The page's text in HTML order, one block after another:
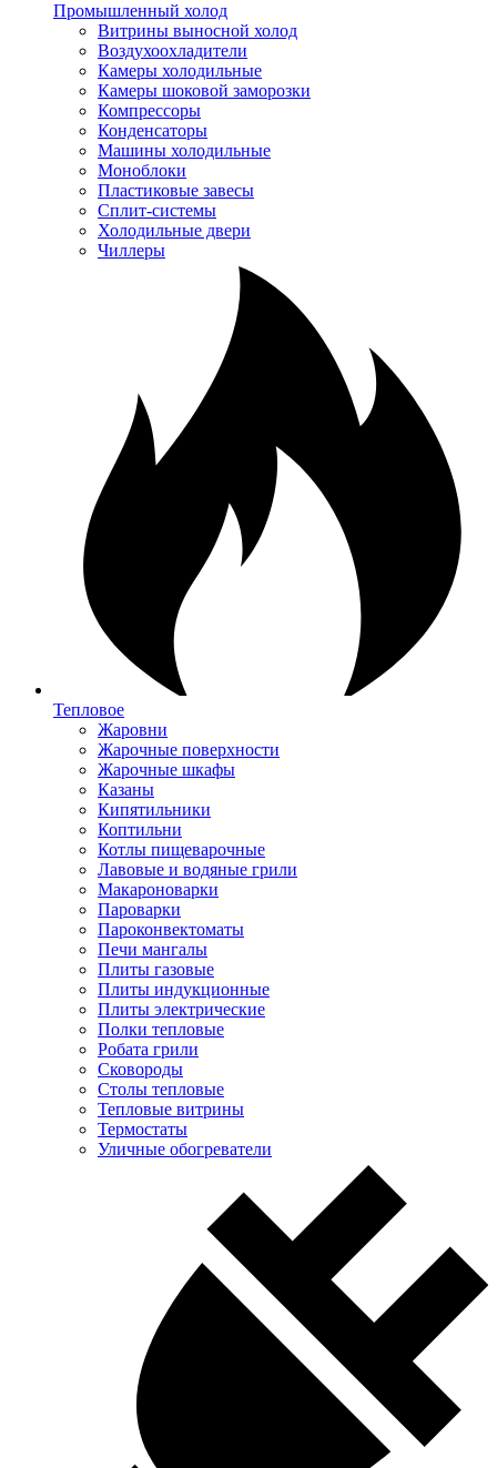
Промышленный холод
Витрины выносной холод
Воздухоохладители
Камеры холодильные
Камеры шоковой заморозки
Компрессоры
Конденсаторы
Машины холодильные
Моноблоки
Пластиковые завесы
Сплит-системы
Холодильные двери
Чиллеры
Тепловое
Жаровни
Жарочные поверхности
Жарочные шкафы
Казаны
Кипятильники
Коптильни
Котлы пищеварочные
Лавовые и водяные грили
Макароноварки
Пароварки
Пароконвектоматы
Печи мангалы
Плиты газовые
Плиты индукционные
Плиты электрические
Полки тепловые
Робата грили
Сковороды
Столы тепловые
Тепловые витрины
Термостаты
Уличные обогреватели